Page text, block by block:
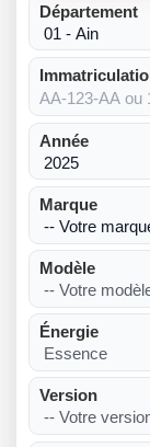
Département
Année
Marque
Modèle
Énergie
Version